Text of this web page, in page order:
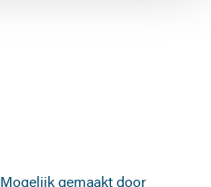
Mogelijk gemaakt door